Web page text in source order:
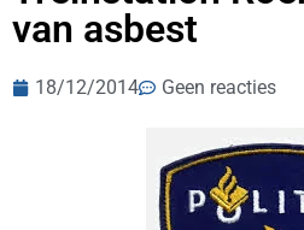
van asbest
18/12/2014 Geen reacties